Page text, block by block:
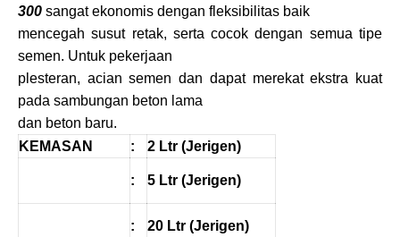
300 sangat ekonomis dengan fleksibilitas baik
mencegah susut retak, serta cocok dengan semua tipe
semen. Untuk pekerjaan
plesteran, acian semen dan dapat merekat ekstra kuat
pada sambungan beton lama
dan beton baru.
KEMASAN
: 2 Ltr (Jerigen)
: 5 Ltr (Jerigen)
: 20 Ltr (Jerigen)